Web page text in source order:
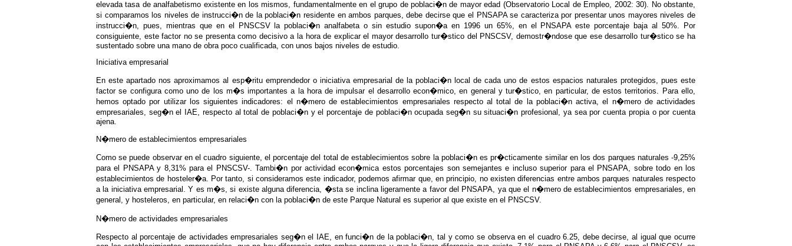
elevada tasa de analfabetismo existente en los mismos, fundamentalmente en el grupo de poblaci�n de mayor edad (Observatorio Local de Empleo, 2002: 30). No obstante,
si comparamos los niveles de instrucci�n de la poblaci�n residente en ambos parques, debe decirse que el PNSAPA se caracteriza por presentar unos mayores niveles de
instrucci�n, pues, mientras que en el PNSCSV la poblaci�n analfabeta o sin estudio supon�a en 1996 un 65%, en el PNSAPA este porcentaje baja al 50%. Por
consiguiente, este factor no se presenta como decisivo a la hora de explicar el mayor desarrollo tur�stico del PNSCSV, demostr�ndose que ese desarrollo tur�stico se ha
sustentado sobre una mano de obra poco cualificada, con unos bajos niveles de estudio.
Iniciativa empresarial
En este apartado nos aproximamos al esp�ritu emprendedor o iniciativa empresarial de la poblaci�n local de cada uno de estos espacios naturales protegidos, pues este
factor se configura como uno de los m�s importantes a la hora de impulsar el desarrollo econ�mico, en general y tur�stico, en particular, de estos territorios. Para ello,
hemos optado por utilizar los siguientes indicadores: el n�mero de establecimientos empresariales respecto al total de la poblaci�n activa, el n�mero de actividades
empresariales, seg�n el IAE, respecto al total de poblaci�n y el porcentaje de poblaci�n ocupada seg�n su situaci�n profesional, ya sea por cuenta propia o por cuenta
ajena.
N�mero de establecimientos empresariales
Como se puede observar en el cuadro siguiente, el porcentaje del total de establecimientos sobre la poblaci�n es pr�cticamente similar en los dos parques naturales -9,25%
para el PNSAPA y 8,31% para el PNSCSV-. Tambi�n por actividad econ�mica estos porcentajes son semejantes e incluso superior para el PNSAPA, sobre todo en los
establecimientos de hosteler�a. Por tanto, si consideramos este indicador, podemos afirmar que, en principio, no existen diferencias entre ambos parques naturales respecto
a la iniciativa empresarial. Y es m�s, si existe alguna diferencia, �sta se inclina ligeramente a favor del PNSAPA, ya que el n�mero de establecimientos empresariales, en
general, y hosteleros, en particular, en relaci�n con la poblaci�n de este Parque Natural es superior al que existe en el PNSCSV.
N�mero de actividades empresariales
Respecto al porcentaje de actividades empresariales seg�n el IAE, en funci�n de la poblaci�n, tal y como se observa en el cuadro 6.25, debe decirse, al igual que ocurre